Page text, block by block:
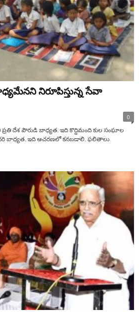
నిరూపిస్తున్న సేవా
0
ప్రతి దేశ పౌరుడి బాధ్యత. ఇది కొద్దిమంది కుల సంఘాల
బాధ్యత. ఇది ఆచరణలో కనబడాలి. ఫలితాలు